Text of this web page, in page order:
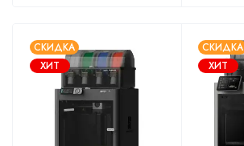
СКИДКА
ХИТ
СКИДКА
ХИТ